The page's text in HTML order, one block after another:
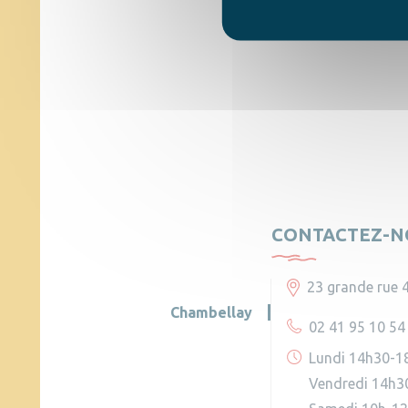
CONTACTEZ-
Chambellay
23 grande rue
02 41 95 10 54
Lundi 14h30-
Vendredi